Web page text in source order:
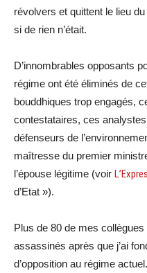
révolvers et quittent le lieu
si de rien n’était.
D’innombrables opposants
régime ont été éliminés de
bouddhiques trop engagés,
contestataires, ces
défenseurs de
maîtresse du premier
l’épouse légitime (voir
d’Etat »).
Plus de 80 de mes
assassinés après que j’ai
d’opposition au régime actuel.